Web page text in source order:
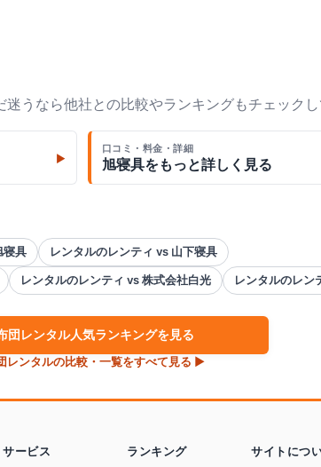
うなら他社との比較やランキングもチェックし
▶
口コミ・料金・詳細
旭寝具をもっと詳しく見る
寝具
レンタルのレンティ vs 山下寝具
レンタルのレンティ vs 株式会社白光 レンタルのレン
団レンタル人気ランキングを見る
レンタルの比較・一覧をすべて見る ▶
サービス ランキング サイトにつ